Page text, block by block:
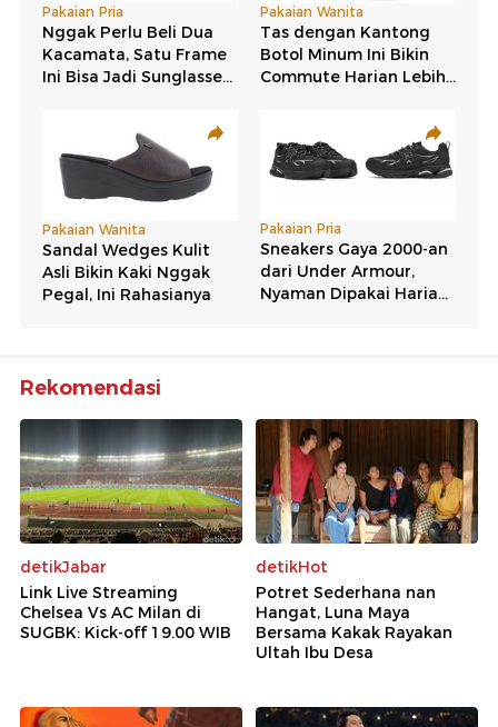
Rekomendasi
detikJabar
Link Live Streaming
Chelsea Vs AC Milan di
SUGBK: Kick-off 19.00 WIB
detikHot
Potret Sederhana nan
Hangat, Luna Maya
Bersama Kakak Rayakan
Ultah Ibu Desa